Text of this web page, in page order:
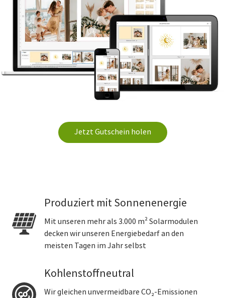
Jetzt Gutschein holen
Produziert mit Sonnenenergie
Mit unseren mehr als 3.000 m² Solarmodulen
decken wir unseren Energiebedarf an den
meisten Tagen im Jahr selbst
Kohlenstoffneutral
Wir gleichen unvermeidbare CO₂-Emissionen